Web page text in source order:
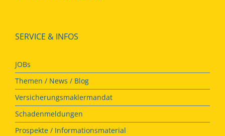
SERVICE & INFOS
JOBs
Themen / News / Blog
Versicherungsmaklermandat
Schadenmeldungen
Prospekte / Informationsmaterial